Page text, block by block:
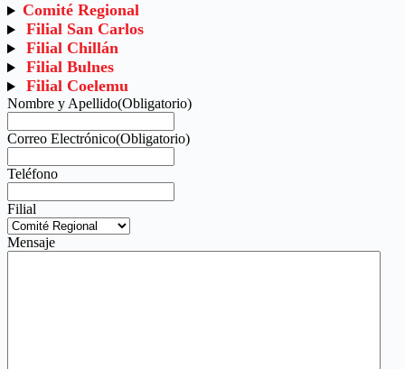
Comité Regional
Filial San Carlos
Filial Chillán
Filial Bulnes
Filial Coelemu
Nombre y Apellido(Obligatorio)
Correo Electrónico(Obligatorio)
Teléfono
Filial
Mensaje